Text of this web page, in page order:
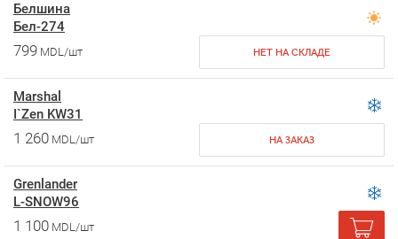
Белшина
Бел-274
799 MDL/шт НЕТ НА СКЛАДЕ
Marshal
I`Zen KW31
1 260 MDL/шт НА ЗАКАЗ
Grenlander
L-SNOW96
1 100 MDL/шт